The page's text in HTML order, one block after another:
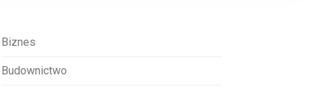
Biznes
Budownictwo